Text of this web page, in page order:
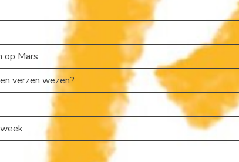
op Mars
verzen wezen?